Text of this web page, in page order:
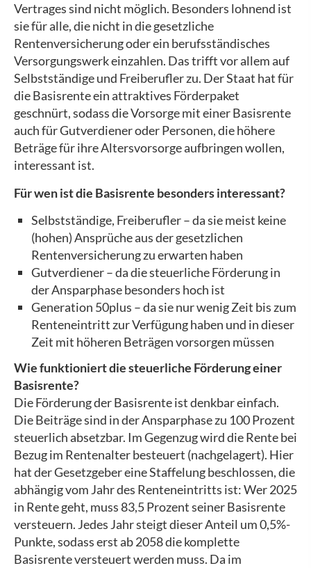
Vertrages sind nicht möglich. Besonders lohnend ist
sie für alle, die nicht in die gesetzliche
Rentenversicherung oder ein berufsständisches
Versorgungswerk einzahlen. Das trifft vor allem auf
Selbstständige und Freiberufler zu. Der Staat hat für
die Basisrente ein attraktives Förderpaket
geschnürt, sodass die Vorsorge mit einer Basisrente
auch für Gutverdiener oder Per­sonen, die höhere
Beträge für ihre Alters­vorsorge aufbringen wollen,
interessant ist.
Für wen ist die Basisrente besonders interessant?
Selbstständige, Freiberufler – da sie meist keine
(hohen) Ansprüche aus der gesetzlichen
Rentenversicherung zu erwarten haben
Gutverdiener – da die steuerliche Förderung in
der Ansparphase besonders hoch ist
Generation 50plus – da sie nur wenig Zeit bis zum
Renteneintritt zur Verfügung haben und in dieser
Zeit mit höheren Beträgen vorsorgen müssen
Wie funktioniert die steuerliche Förderung einer
Basisrente?
Die Förderung der Basisrente ist denkbar einfach.
Die Beiträge sind in der Ansparphase zu 100 Prozent
steuerlich absetzbar. Im Gegenzug wird die Rente bei
Bezug im Rentenalter besteuert (nachgelagert). Hier
hat der Gesetzgeber eine Staffelung beschlossen, die
abhängig vom Jahr des Renteneintritts ist: Wer 2025
in Rente geht, muss 83,5 Prozent seiner Basisrente
versteuern. Jedes Jahr steigt dieser Anteil um 0,5%-
Punkte, sodass erst ab 2058 die komplette
Basisrente versteuert werden muss. Da im